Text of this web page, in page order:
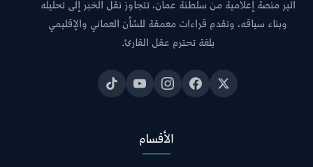
أثير منصة إعلامية من سلطنة عمان، تتجاوز نقل الخبر إلى تحليله
وبناء سياقه، وتقدم قراءات معمقة للشأن العماني والإقليمي
بلغة تحترم عقل القارئ.
الأقسام